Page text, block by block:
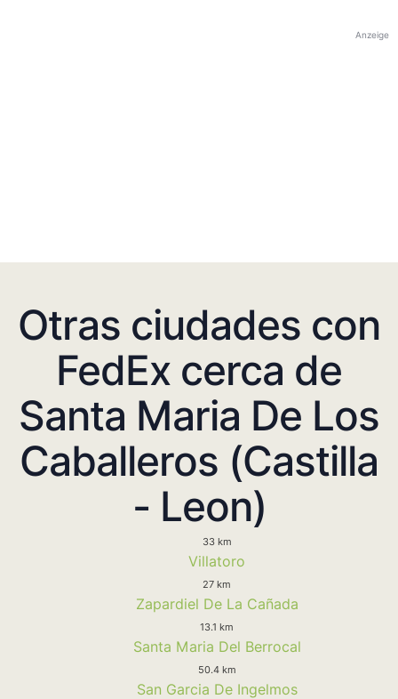
Anzeige
Otras ciudades con
FedEx cerca de
Santa Maria De Los
Caballeros (Castilla
- Leon)
33 km
Villatoro
27 km
Zapardiel De La Cañada
13.1 km
Santa Maria Del Berrocal
50.4 km
San Garcia De Ingelmos